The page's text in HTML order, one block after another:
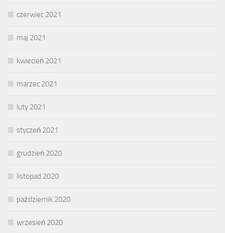
czerwiec 2021
maj 2021
kwiecień 2021
marzec 2021
luty 2021
styczeń 2021
grudzień 2020
listopad 2020
październik 2020
wrzesień 2020